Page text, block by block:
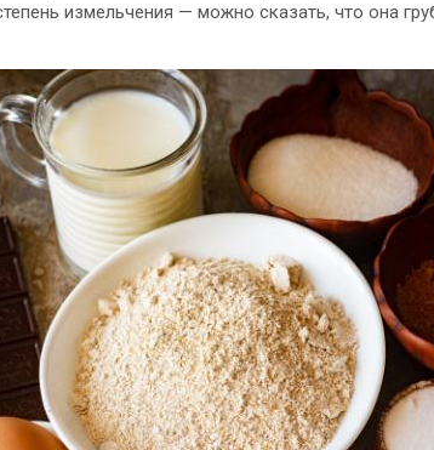
измельчения — можно сказать, что она